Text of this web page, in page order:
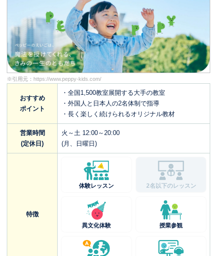
※引用元： https://www.peppy-kids.com/
おすすめ
ポイント
・全国1,500教室展開する大手の教室
・外国人と日本人の2名体制で指導
・長く楽しく続けられるオリジナル教材
営業時間
(定休日)
火～土 12:00～20:00
(月、日曜日)
特徴
体験レッスン 2名以下のレッスン
異文化体験 授業参観